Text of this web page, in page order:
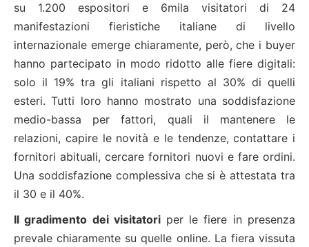
su 1.200 espositori e 6mila visitatori di 24
manifestazioni fieristiche italiane di livello
internazionale emerge chiaramente, però, che i buyer
hanno partecipato in modo ridotto alle fiere digitali:
solo il 19% tra gli italiani rispetto al 30% di quelli
esteri. Tutti loro hanno mostrato una soddisfazione
medio-bassa per fattori, quali il mantenere le
relazioni, capire le novità e le tendenze, contattare i
fornitori abituali, cercare fornitori nuovi e fare ordini.
Una soddisfazione complessiva che si è attestata tra
il 30 e il 40%.
Il gradimento dei visitatori per le fiere in presenza
prevale chiaramente su quelle online. La fiera vissuta